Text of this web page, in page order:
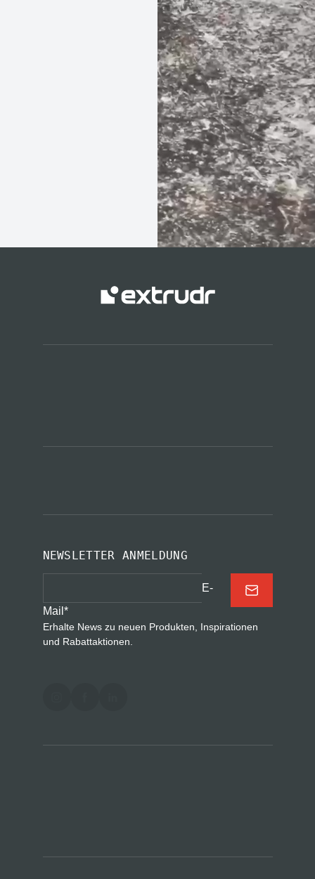
NEWSLETTER ANMELDUNG
E-
Mail *
Erhalte News zu neuen Produkten, Inspirationen
und Rabattaktionen.